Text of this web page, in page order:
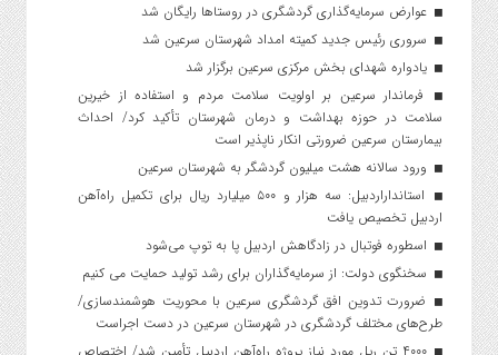
عوارض سرمایه‌گذاری گردشگری در روستاها رایگان شد
سروری رئیس جدید کمیته امداد شهرستان سرعین شد
یادواره شهدای بخش مرکزی سرعین برگزار شد
فرماندار سرعین بر اولویت سلامت مردم و استفاده از خیرین
سلامت در حوزه بهداشت و درمان شهرستان تأکید کرد/ احداث
بیمارستان سرعین ضرورتی انکار ناپذیر است
ورود سالانه هشت میلیون گردشگر به شهرستان سرعین
استانداراردبیل: سه هزار و ۵۰۰ میلیارد ریال برای تکمیل راه‌آهن
اردبیل تخصیص یافت
اسطوره فوتبال در زادگاهش اردبیل پا به توپ می‌شود
سخنگوی دولت: از سرمایه‌گذاران برای رشد تولید حمایت می کنیم
ضرورت تدوین افق گردشگری سرعین با محوریت هوشمندسازی/
طرح‌های مختلف گردشگری در شهرستان سرعین در دست اجراست